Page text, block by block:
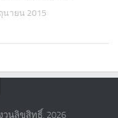
นายน 2015
นลิขสิทธิ์. 2026